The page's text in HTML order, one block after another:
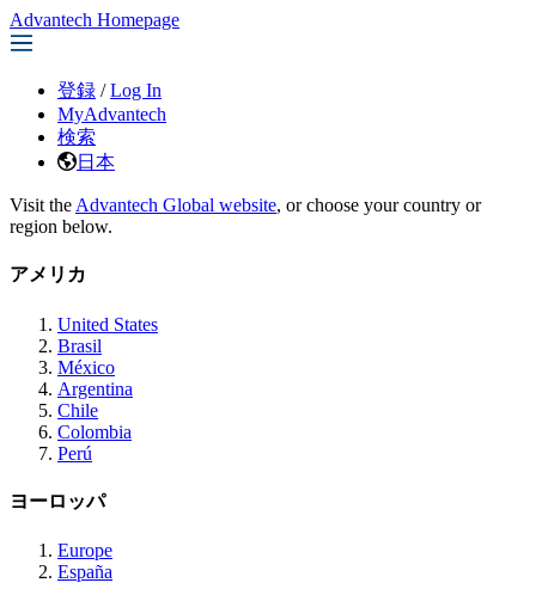
Advantech Homepage
登録 / Log In
MyAdvantech
検索
日本
Visit the Advantech Global website, or choose your country or
region below.
アメリカ
United States
Brasil
México
Argentina
Chile
Colombia
Perú
ヨーロッパ
Europe
España